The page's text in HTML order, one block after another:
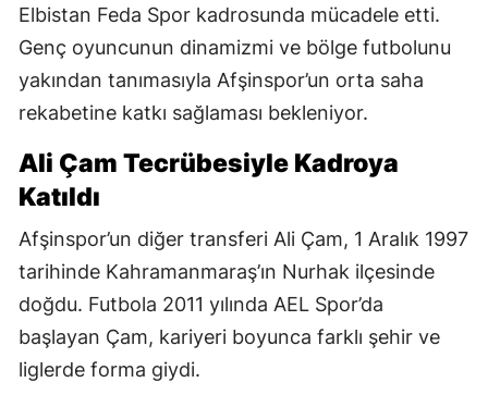
Elbistan Feda Spor kadrosunda mücadele etti.
Genç oyuncunun dinamizmi ve bölge futbolunu
yakından tanımasıyla Afşinspor’un orta saha
rekabetine katkı sağlaması bekleniyor.
Ali Çam Tecrübesiyle Kadroya
Katıldı
Afşinspor’un diğer transferi Ali Çam, 1 Aralık 1997
tarihinde Kahramanmaraş’ın Nurhak ilçesinde
doğdu. Futbola 2011 yılında AEL Spor’da
başlayan Çam, kariyeri boyunca farklı şehir ve
liglerde forma giydi.